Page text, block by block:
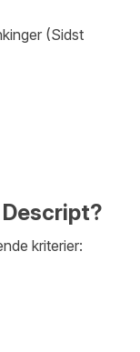
(Sidst
kriterier: